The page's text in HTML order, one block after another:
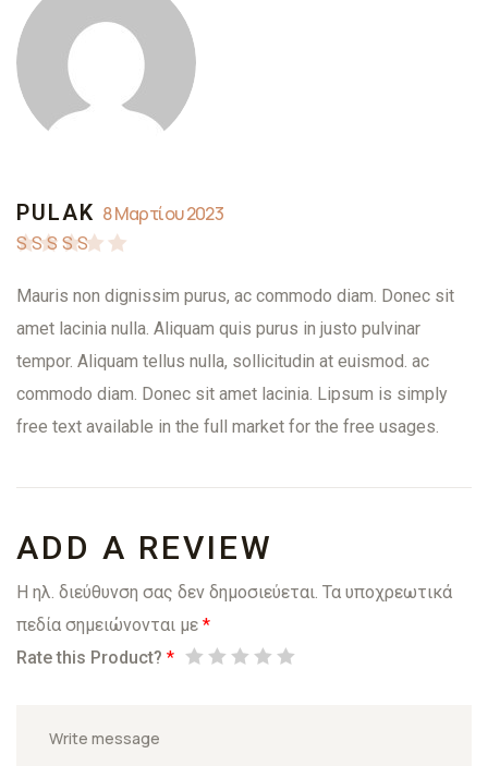
PULAK 8 Μαρτίου 2023
με5από 5
Mauris non dignissim purus, ac commodo diam. Donec sit
amet lacinia nulla. Aliquam quis purus in justo pulvinar
tempor. Aliquam tellus nulla, sollicitudin at euismod. ac
commodo diam. Donec sit amet lacinia. Lipsum is simply
free text available in the full market for the free usages.
ADD A REVIEW
Η ηλ. διεύθυνση σας δεν δημοσιεύεται. Τα υποχρεωτικά
πεδία σημειώνονται με *
Rate this Product? *